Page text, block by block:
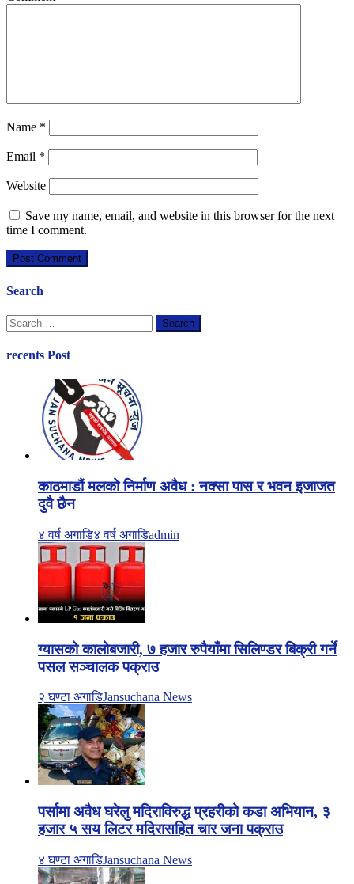
Name *
Email *
Website
Save my name, email, and website in this browser for the next
time I comment.
Search
Search
for:
recents Post
काठमाडौं मलको निर्माण अवैध : नक्सा पास र भवन इजाजत
दुवै छैन
४ वर्ष अगाडि४ वर्ष अगाडिadmin
ग्यासको कालोबजारी, ७ हजार रुपैयाँमा सिलिण्डर बिक्री गर्ने
पसल सञ्चालक पक्राउ
२ घण्टा अगाडिJansuchana News
पर्सामा अवैध घरेलु मदिराविरुद्ध प्रहरीको कडा अभियान, ३
हजार ५ सय लिटर मदिरासहित चार जना पक्राउ
४ घण्टा अगाडिJansuchana News